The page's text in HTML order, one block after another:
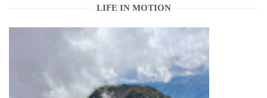
LIFE IN MOTION